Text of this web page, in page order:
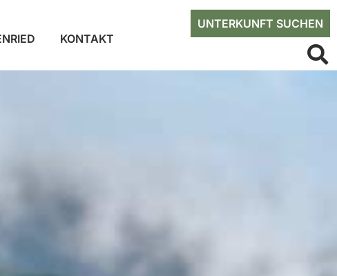
KONTAKT
UNTERKUNFT SUCHEN